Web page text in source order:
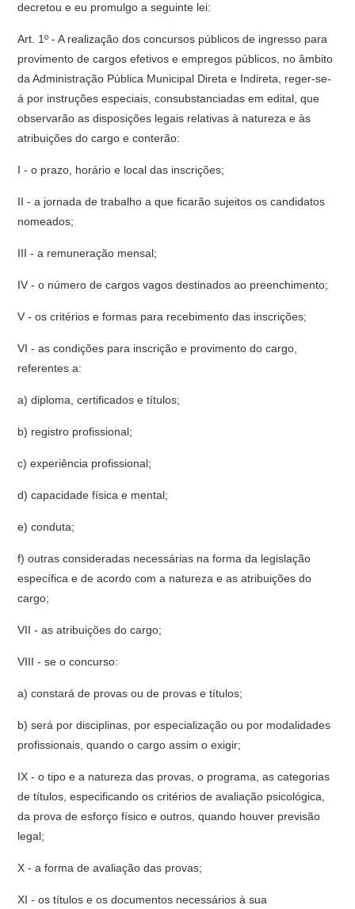
decretou e eu promulgo a seguinte lei:
Art. 1º - A realização dos concursos públicos de ingresso para
provimento de cargos efetivos e empregos públicos, no âmbito
da Administração Pública Municipal Direta e Indireta, reger-se-
á por instruções especiais, consubstanciadas em edital, que
observarão as disposições legais relativas à natureza e às
atribuições do cargo e conterão:
I - o prazo, horário e local das inscrições;
II - a jornada de trabalho a que ficarão sujeitos os candidatos
nomeados;
III - a remuneração mensal;
IV - o número de cargos vagos destinados ao preenchimento;
V - os critérios e formas para recebimento das inscrições;
VI - as condições para inscrição e provimento do cargo,
referentes a:
a) diploma, certificados e títulos;
b) registro profissional;
c) experiência profissional;
d) capacidade física e mental;
e) conduta;
f) outras consideradas necessárias na forma da legislação
específica e de acordo com a natureza e as atribuições do
cargo;
VII - as atribuições do cargo;
VIII - se o concurso:
a) constará de provas ou de provas e títulos;
b) será por disciplinas, por especialização ou por modalidades
profissionais, quando o cargo assim o exigir;
IX - o tipo e a natureza das provas, o programa, as categorias
de títulos, especificando os critérios de avaliação psicológica,
da prova de esforço físico e outros, quando houver previsão
legal;
X - a forma de avaliação das provas;
XI - os títulos e os documentos necessários à sua